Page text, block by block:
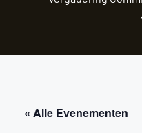
« Alle Evenementen